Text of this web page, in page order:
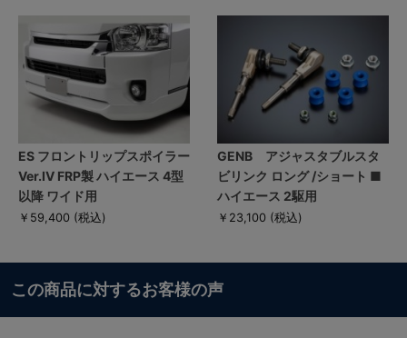
ES フロントリップスポイラー
Ver.IV FRP製 ハイエース 4型
以降 ワイド用
￥59,400 (税込)
GENB アジャスタブルスタ
ビリンク ロング /ショート ■
ハイエース 2駆用
￥23,100 (税込)
この商品に対するお客様の声